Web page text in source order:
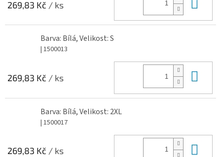
269,83 Kč / ks
Barva: Bílá, Velikost: S
| 1500013
269,83 Kč / ks
Barva: Bílá, Velikost: 2XL
| 1500017
269,83 Kč / ks